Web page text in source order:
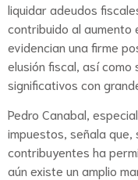
liquidar adeudos
contribuido al aumento
evidencian una firme
elusión fiscal, así
significativos con
Pedro Canabal,
impuestos, señala que,
contribuyentes ha
aún existe un amplio